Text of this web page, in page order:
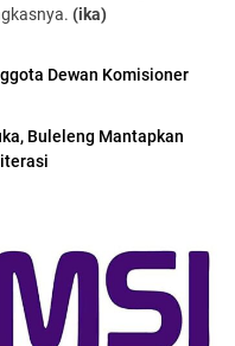
(ika)
Dewan Komisioner
Buleleng Mantapkan